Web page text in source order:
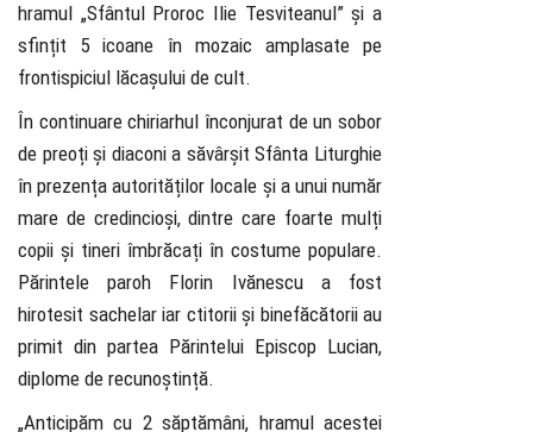
hramul „Sfântul Proroc Ilie Tesviteanul” și a
sfințit 5 icoane în mozaic amplasate pe
frontispiciul lăcașului de cult.
În continuare chiriarhul înconjurat de un sobor
de preoți și diaconi a săvârșit Sfânta Liturghie
în prezența autorităților locale și a unui număr
mare de credincioși, dintre care foarte mulți
copii și tineri îmbrăcați în costume populare.
Părintele paroh Florin Ivănescu a fost
hirotesit sachelar iar ctitorii și binefăcătorii au
primit din partea Părintelui Episcop Lucian,
diplome de recunoștință.
„Anticipăm cu 2 săptămâni, hramul acestei